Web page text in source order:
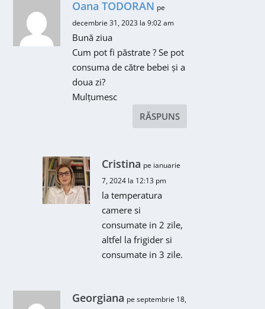
Oana TODORAN pe
decembrie 31, 2023 la 9:02 am
Bună ziua
Cum pot fi păstrate ? Se pot
consuma de către bebei și a
doua zi?
Mulțumesc
RĂSPUNS
Cristina pe ianuarie
7, 2024 la 12:13 pm
la temperatura
camere si
consumate in 2 zile,
altfel la frigider si
consumate in 3 zile.
Georgiana pe septembrie 18,